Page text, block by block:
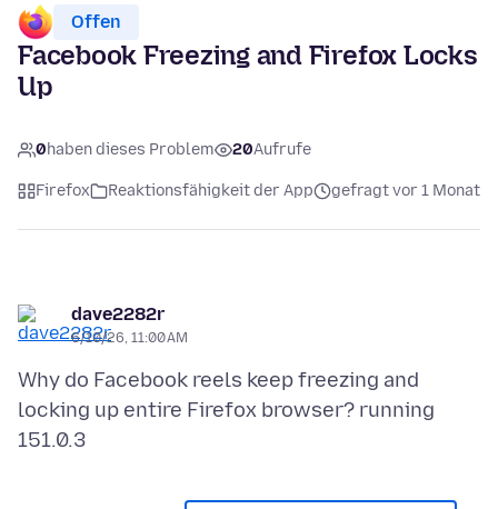
Offen
Facebook Freezing and Firefox Locks
Up
0haben dieses Problem 20Aufrufe
Firefox Reaktionsfähigkeit der App gefragt vor 1 Monat
dave2282r
6/10/26, 11:00 AM
Why do Facebook reels keep freezing and
locking up entire Firefox browser? running